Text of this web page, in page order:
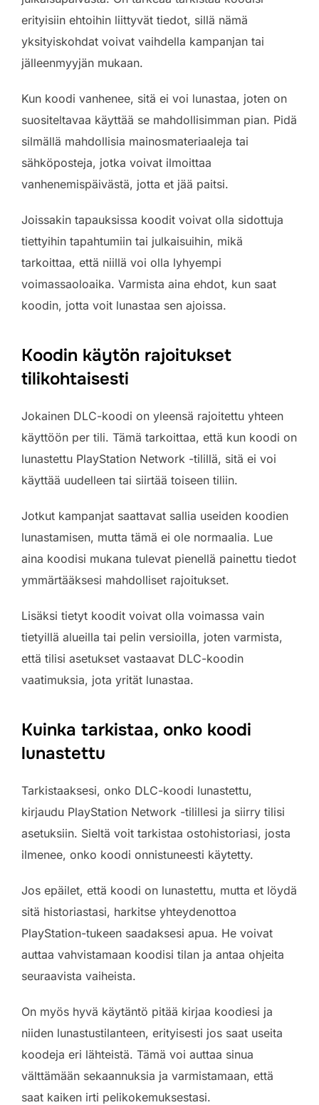
erityisiin ehtoihin liittyvät tiedot, sillä nämä
yksityiskohdat voivat vaihdella kampanjan tai
jälleenmyyjän mukaan.
Kun koodi vanhenee, sitä ei voi lunastaa, joten on
suositeltavaa käyttää se mahdollisimman pian. Pidä
silmällä mahdollisia mainosmateriaaleja tai
sähköposteja, jotka voivat ilmoittaa
vanhenemispäivästä, jotta et jää paitsi.
Joissakin tapauksissa koodit voivat olla sidottuja
tiettyihin tapahtumiin tai julkaisuihin, mikä
tarkoittaa, että niillä voi olla lyhyempi
voimassaoloaika. Varmista aina ehdot, kun saat
koodin, jotta voit lunastaa sen ajoissa.
Koodin käytön rajoitukset
tilikohtaisesti
Jokainen DLC-koodi on yleensä rajoitettu yhteen
käyttöön per tili. Tämä tarkoittaa, että kun koodi on
lunastettu PlayStation Network -tilillä, sitä ei voi
käyttää uudelleen tai siirtää toiseen tiliin.
Jotkut kampanjat saattavat sallia useiden koodien
lunastamisen, mutta tämä ei ole normaalia. Lue
aina koodisi mukana tulevat pienellä painettu tiedot
ymmärtääksesi mahdolliset rajoitukset.
Lisäksi tietyt koodit voivat olla voimassa vain
tietyillä alueilla tai pelin versioilla, joten varmista,
että tilisi asetukset vastaavat DLC-koodin
vaatimuksia, jota yrität lunastaa.
Kuinka tarkistaa, onko koodi
lunastettu
Tarkistaaksesi, onko DLC-koodi lunastettu,
kirjaudu PlayStation Network -tilillesi ja siirry tilisi
asetuksiin. Sieltä voit tarkistaa ostohistoriasi, josta
ilmenee, onko koodi onnistuneesti käytetty.
Jos epäilet, että koodi on lunastettu, mutta et löydä
sitä historiastasi, harkitse yhteydenottoa
PlayStation-tukeen saadaksesi apua. He voivat
auttaa vahvistamaan koodisi tilan ja antaa ohjeita
seuraavista vaiheista.
On myös hyvä käytäntö pitää kirjaa koodiesi ja
niiden lunastustilanteen, erityisesti jos saat useita
koodeja eri lähteistä. Tämä voi auttaa sinua
välttämään sekaannuksia ja varmistamaan, että
saat kaiken irti pelikokemuksestasi.